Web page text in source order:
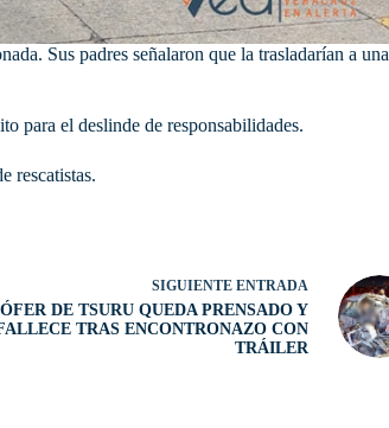
Sus padres señalaron que la trasladarían a una
para el deslinde de responsabilidades.
rescatistas.
SIGUIENTEENTRADA
DE TSURU QUEDA PRENSADO Y
TRAS ENCONTRONAZO CON
TRÁILER